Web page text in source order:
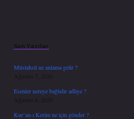
Son Yazılar
Müstahsil ne anlama gelir ?
Ağustos 7, 2026
Esenler nereye bağlıdır adliye ?
Ağustos 6, 2026
Kur’an-ı Kerim ne için gönder ?